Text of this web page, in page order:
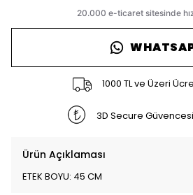
1000 TL ve Üzeri
3D Secure
Ürün Açıklaması
ETEK BOYU: 45 CM